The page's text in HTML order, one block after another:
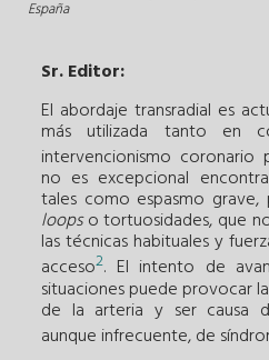
España
Sr. Editor:
El abordaje transradial es
más utilizada tanto en
intervencionismo coronario
no es excepcional
tales como espasmo
loopso tortuosidades, que
las técnicas habituales y
acceso2. El intento de
situaciones puede provocar
de la arteria y ser causa
aunque infrecuente, de